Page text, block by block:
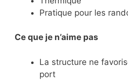
Pratique pour les
Ce que je n’aime pas
La structure ne
port